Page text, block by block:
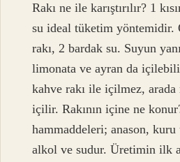
Rakı ne ile karıştırılır? 1
su ideal tüketim yöntemidir.
rakı, 2 bardak su. Suyun
limonata ve ayran da
kahve rakı ile içilmez,
içilir. Rakının içine ne
hammaddeleri; anason,
alkol ve sudur. Üretimin ilk